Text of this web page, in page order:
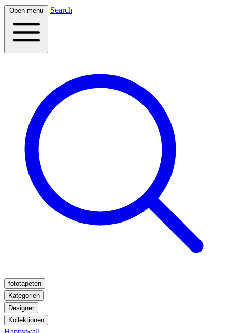
Open menu Search
fototapeten
Kategorien
Designer
Kollektionen